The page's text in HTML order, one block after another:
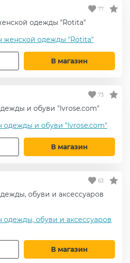
77
одежды "Rotita"
В магазин
73
и обуви "Ivrose.com"
В магазин
63
обуви и аксессуаров
В магазин